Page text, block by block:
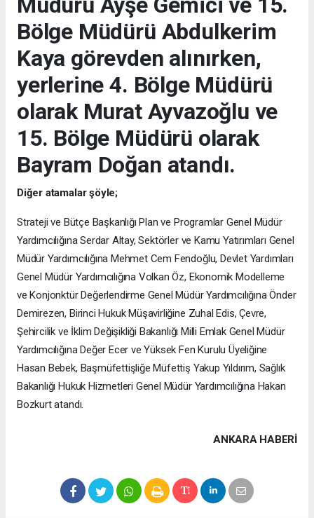
Bölge Müdürü Abdulkerim
Kaya görevden alınırken,
yerlerine 4. Bölge Müdürü
olarak Murat Ayvazoğlu ve
15. Bölge Müdürü olarak
Bayram Doğan atandı.
Diğer atamalar şöyle;
Strateji ve Bütçe Başkanlığı Plan ve Programlar Genel Müdür
Yardımcılığına Serdar Altay, Sektörler ve Kamu Yatırımları Genel
Müdür Yardımcılığına Mehmet Cem Fendoğlu, Devlet Yardımları
Genel Müdür Yardımcılığına Volkan Öz, Ekonomik Modelleme
ve Konjonktür Değerlendirme Genel Müdür Yardımcılığına Önder
Demirezen, Birinci Hukuk Müşavirliğine Zuhal Edis, Çevre,
Şehircilik ve İklim Değişikliği Bakanlığı Milli Emlak Genel Müdür
Yardımcılığına Değer Ecer ve Yüksek Fen Kurulu Üyeliğine
Hasan Bebek, Başmüfettişliğe Müfettiş Yakup Yıldırım, Sağlık
Bakanlığı Hukuk Hizmetleri Genel Müdür Yardımcılığına Hakan
Bozkurt atandı.
ANKARA HABERİ